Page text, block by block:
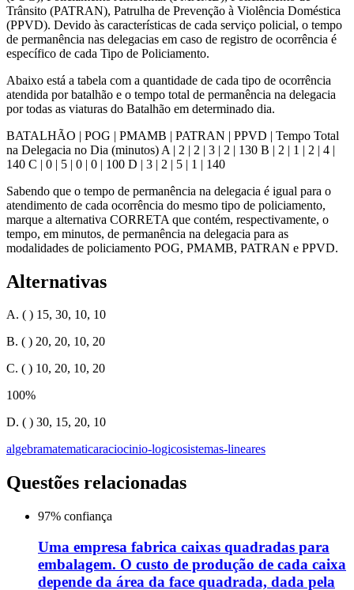
Trânsito (PATRAN), Patrulha de Prevenção à Violência Doméstica
(PPVD). Devido às características de cada serviço policial, o tempo
de permanência nas delegacias em caso de registro de ocorrência é
específico de cada Tipo de Policiamento.
Abaixo está a tabela com a quantidade de cada tipo de ocorrência
atendida por batalhão e o tempo total de permanência na delegacia
por todas as viaturas do Batalhão em determinado dia.
BATALHÃO | POG | PMAMB | PATRAN | PPVD | Tempo Total
na Delegacia no Dia (minutos) A | 2 | 2 | 3 | 2 | 130 B | 2 | 1 | 2 | 4 |
140 C | 0 | 5 | 0 | 0 | 100 D | 3 | 2 | 5 | 1 | 140
Sabendo que o tempo de permanência na delegacia é igual para o
atendimento de cada ocorrência do mesmo tipo de policiamento,
marque a alternativa CORRETA que contém, respectivamente, o
tempo, em minutos, de permanência na delegacia para as
modalidades de policiamento POG, PMAMB, PATRAN e PPVD.
Alternativas
A. ( ) 15, 30, 10, 10
B. ( ) 20, 20, 10, 20
C. ( ) 10, 20, 10, 20
100%
D. ( ) 30, 15, 20, 10
algebramatematicaraciocinio-logicosistemas-lineares
Questões relacionadas
97% confiança
Uma empresa fabrica caixas quadradas para
embalagem. O custo de produção de cada caixa
depende da área da face quadrada, dada pela